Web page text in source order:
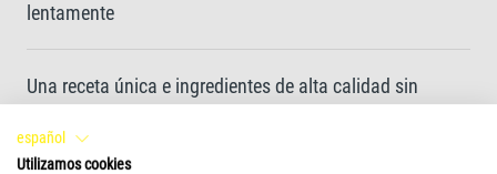
lentamente
Una receta única e ingredientes de alta calidad sin
crecimiento óptimo
español
Utilizamos cookies